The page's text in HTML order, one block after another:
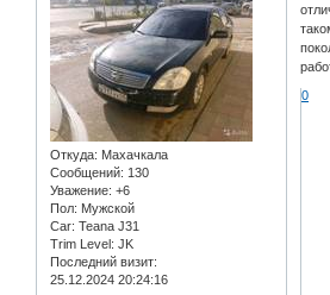
Откуда: Махачкала
Сообщений: 130
Уважение: +6
Пол: Мужской
Car: Teana J31
Trim Level: JK
Последний визит:
25.12.2024 20:24:16
0